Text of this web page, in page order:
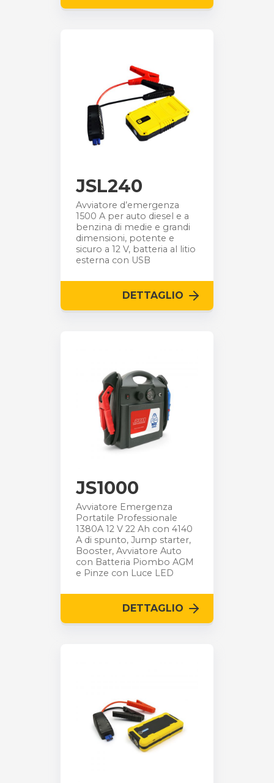
JSL240
Avviatore d’emergenza
1500 A per auto diesel e a
benzina di medie e grandi
dimensioni, potente e
sicuro a 12 V, batteria al litio
esterna con USB
DETTAGLIO
JS1000
Avviatore Emergenza
Portatile Professionale
1380A 12 V 22 Ah con 4140
A di spunto, Jump starter,
Booster, Avviatore Auto
con Batteria Piombo AGM
e Pinze con Luce LED
DETTAGLIO